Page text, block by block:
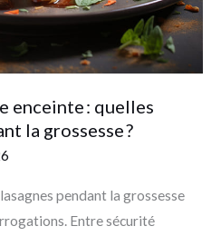
enceinte : quelles
la grossesse ?
pendant la grossesse
Entre sécurité